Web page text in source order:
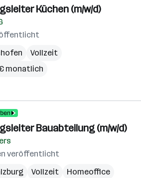
Küchen (m/w/d)
Vollzeit
monatlich
Bauabteilung (m/w/d)
veröffentlicht
Vollzeit Homeoffice